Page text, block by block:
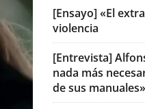
[Ensayo] «El
violencia
[Entrevista]
nada más
de sus manuales»